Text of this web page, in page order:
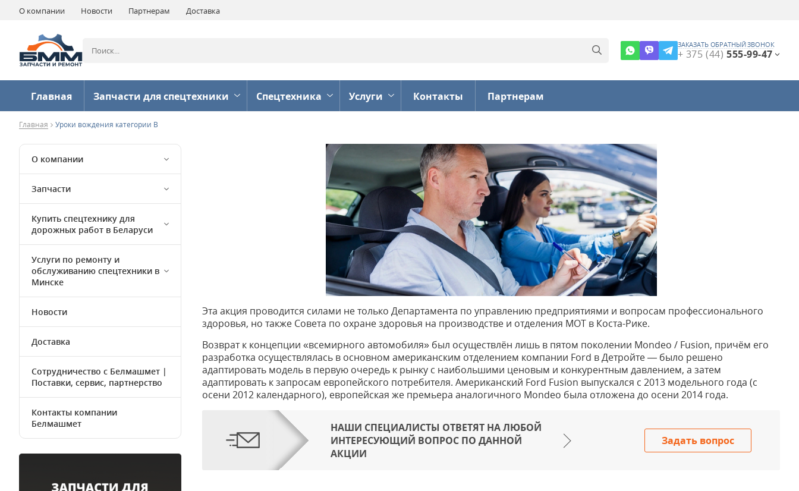
О компании Новости Партнерам Доставка
ЗАКАЗАТЬ ОБРАТНЫЙ ЗВОНОК
+ 375 (44) 555-99-47
Главная Запчасти для спецтехники Спецтехника Услуги Контакты Партнерам
Главная Уроки вождения категории B
О компании
Запчасти
Купить спецтехнику для
дорожных работ в Беларуси
Услуги по ремонту и
обслуживанию спецтехники в
Минске
Новости
Доставка
Сотрудничество с Белмашмет |
Поставки, сервис, партнерство
Контакты компании
Белмашмет
Эта акция проводится силами не только Департамента по управлению предприятиями и вопросам профессионального
здоровья, но также Совета по охране здоровья на производстве и отделения МОТ в Коста-Рике.
Возврат к концепции «всемирного автомобиля» был осуществлён лишь в пятом поколении Mondeo / Fusion, причём его
разработка осуществлялась в основном американским отделением компании Ford в Детройте — было решено
адаптировать модель в первую очередь к рынку с наибольшими ценовым и конкурентным давлением, а затем
адаптировать к запросам европейского потребителя. Американский Ford Fusion выпускался с 2013 модельного года (с
осени 2012 календарного), европейская же премьера аналогичного Mondeo была отложена до осени 2014 года.
НАШИ СПЕЦИАЛИСТЫ ОТВЕТЯТ НА ЛЮБОЙ
ИНТЕРЕСУЮЩИЙ ВОПРОС ПО ДАННОЙ
АКЦИИ
Задать вопрос